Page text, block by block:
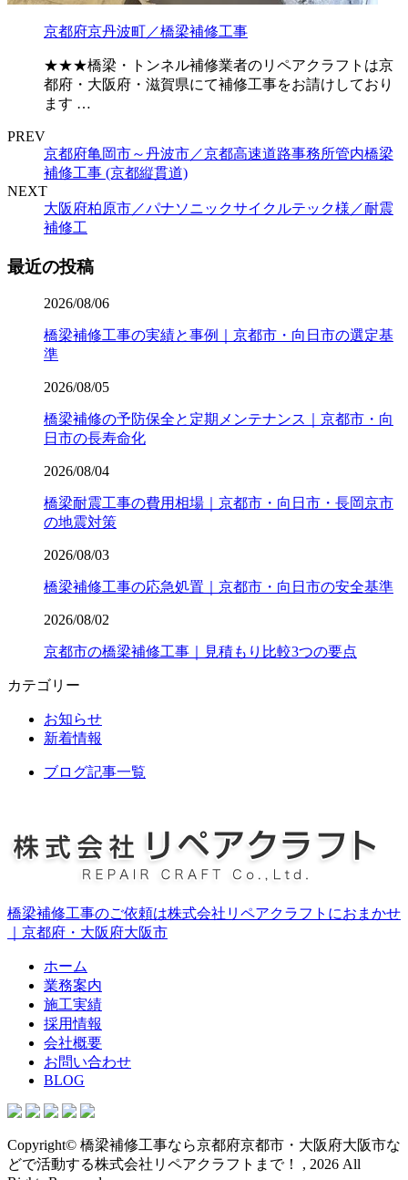
京都府京丹波町／橋梁補修工事
★★★橋梁・トンネル補修業者のリペアクラフトは京
都府・大阪府・滋賀県にて補修工事をお請けしており
ます …
PREV
京都府亀岡市～丹波市／京都高速道路事務所管内橋梁
補修工事 (京都縦貫道)
NEXT
大阪府柏原市／パナソニックサイクルテック様／耐震
補修工
最近の投稿
2026/08/06
橋梁補修工事の実績と事例｜京都市・向日市の選定基
準
2026/08/05
橋梁補修の予防保全と定期メンテナンス｜京都市・向
日市の長寿命化
2026/08/04
橋梁耐震工事の費用相場｜京都市・向日市・長岡京市
の地震対策
2026/08/03
橋梁補修工事の応急処置｜京都市・向日市の安全基準
2026/08/02
京都市の橋梁補修工事｜見積もり比較3つの要点
カテゴリー
お知らせ
新着情報
ブログ記事一覧
橋梁補修工事のご依頼は株式会社リペアクラフトにおまかせ
｜京都府・大阪府大阪市
ホーム
業務案内
施工実績
採用情報
会社概要
お問い合わせ
BLOG
Copyright© 橋梁補修工事なら京都府京都市・大阪府大阪市な
どで活動する株式会社リペアクラフトまで！ , 2026 All